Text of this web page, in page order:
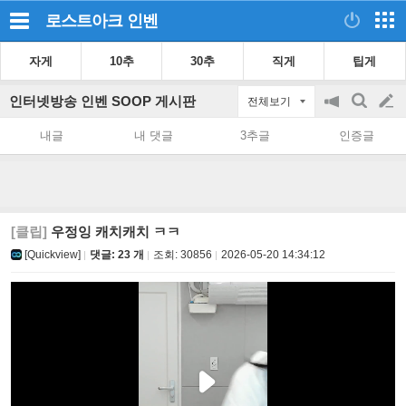
로스트아크 인벤
자게 10추 30추 직게 팁게
인터넷방송 인벤 SOOP 게시판 전체보기
공
on/off
검
색
글
쓰
내글 내 댓글 3추글 인증글
[클립] 우정잉 캐치캐치 ㅋㅋ
[Quickview] 댓글: 23 개 조회: 30856 2026-05-20 14:34:12